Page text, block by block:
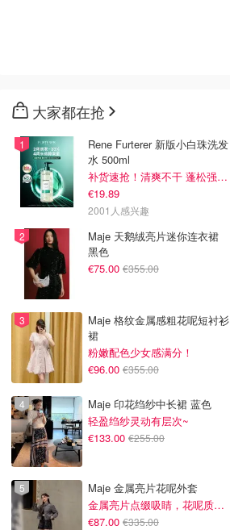
大家都在抢
Rene Furterer 新版小白珠洗发
水 500ml
补货速抢！清爽不干 蓬松强韧秀发
€19.89
2001人感兴趣
Maje 天鹅绒亮片迷你连衣裙
黑色
€75.00 €355.00
Maje 格纹金属感粗花呢短衬衫
裙
粉嫩配色少女感满分！
€96.00 €355.00
Maje 印花绉纱中长裙 蓝色
轻盈绉纱灵动有层次~
€133.00 €255.00
Maje 金属亮片花呢外套
金属亮片点缀吸睛，花呢质感高级又显贵
€87.00 €335.00